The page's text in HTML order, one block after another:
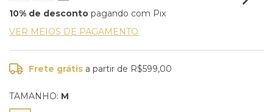
10% de desconto pagando com Pix
VER MEIOS DE PAGAMENTO
Frete grátis a partir de R$599,00
TAMANHO: M